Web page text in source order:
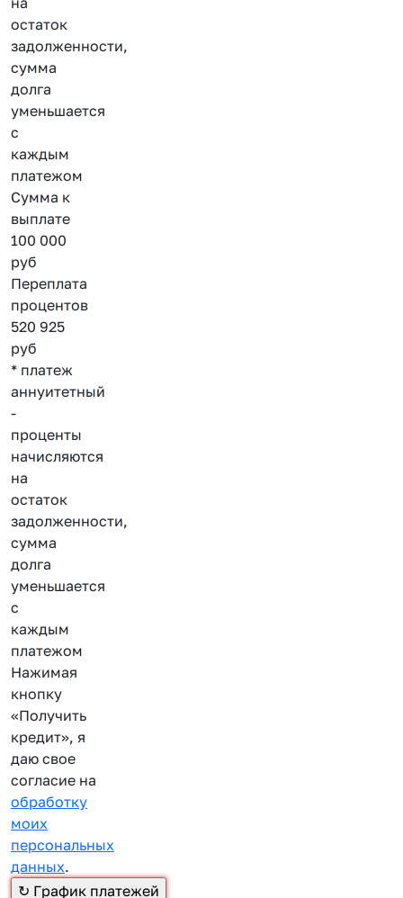
остаток
задолженности,
сумма
долга
уменьшается
с
каждым
платежом
Сумма к
выплате
100 000
руб
Переплата
процентов
520 925
руб
* платеж
аннуитетный
-
проценты
начисляются
на
остаток
задолженности,
сумма
долга
уменьшается
с
каждым
платежом
Нажимая
кнопку
«Получить
кредит», я
даю свое
согласие на
обработку
моих
персональных
данных.